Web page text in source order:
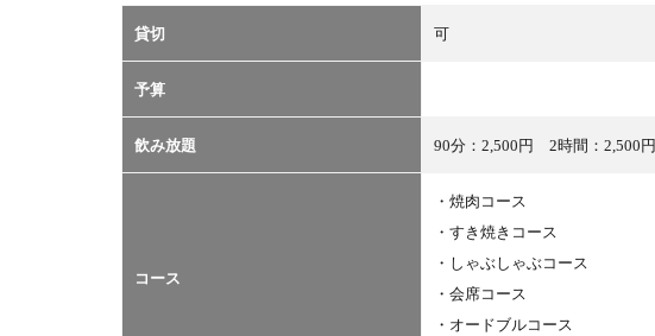
貸切 可
予算
飲み放題 90分：2,500円 2時間：2,500円
コース
・焼肉コース
・すき焼きコース
・しゃぶしゃぶコース
・会席コース
・オードブルコース